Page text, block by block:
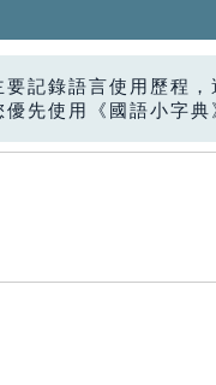
記錄語言使用歷程
先使用《國語小字典